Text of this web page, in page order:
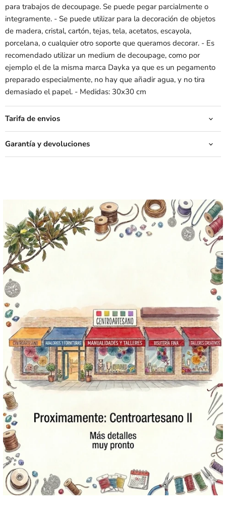
para trabajos de decoupage. Se puede pegar parcialmente o
integramente. - Se puede utilizar para la decoración de objetos
de madera, cristal, cartón, tejas, tela, acetatos, escayola,
porcelana, o cualquier otro soporte que queramos decorar. - Es
recomendado utilizar un medium de decoupage, como por
ejemplo el de la misma marca Dayka ya que es un pegamento
preparado especialmente, no hay que añadir agua, y no tira
demasiado el papel. - Medidas: 30x30 cm
Tarifa de envios
Garantía y devoluciones